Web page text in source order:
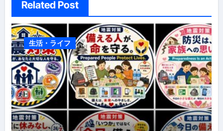
Related Post
生活・ライフ